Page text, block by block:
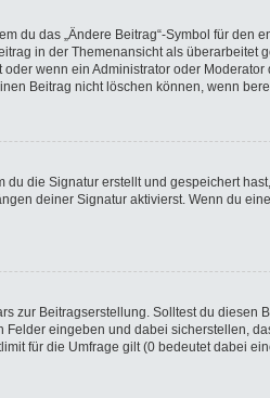
du das „Ändere Beitrag“-Symbol für den
in der Themenansicht als überarbeitet
wenn ein Administrator oder
Beitrag nicht löschen können, wenn
die Signatur erstellt und gespeichert
deiner Signatur aktivierst. Wenn du
zur Beitragserstellung. Solltest du diesen
eingeben und dabei sicherstellen,
für die Umfrage gilt (0 bedeutet dabei